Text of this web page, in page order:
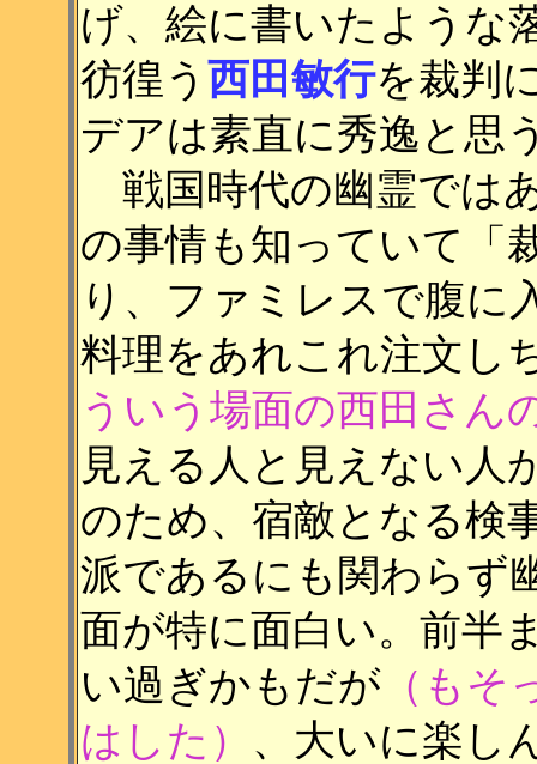
げ、絵に書いたような
彷徨う 西田敏行を裁判
デアは素直に秀逸と思
戦国時代の幽霊では
の事情も知っていて「
り、ファミレスで腹に
料理をあれこれ注文し
ういう場面の西田さん
見える人と見えない人
のため、宿敵となる検
派であるにも関わらず
面が特に面白い。前半
い過ぎかもだが（もそ
はした） 、大いに楽し